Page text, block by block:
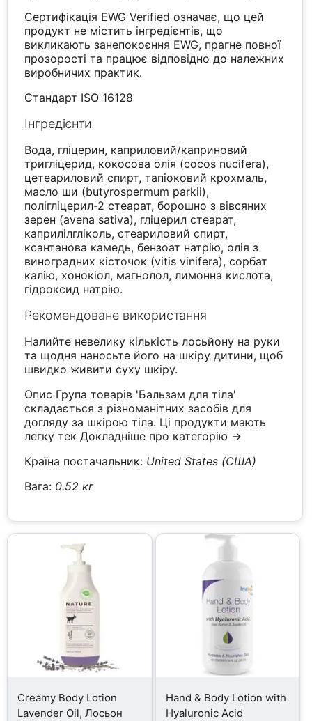
Сертифікація EWG Verified означає, що цей
продукт не містить інгредієнтів, що
викликають занепокоєння EWG, прагне повної
прозорості та працює відповідно до належних
виробничих практик.
Стандарт ISO 16128
Інгредієнти
Вода, гліцерин, каприловий/каприновий
тригліцерид, кокосова олія (cocos nucifera),
цетеариловий спирт, тапіоковий крохмаль,
масло ши (butyrospermum parkii),
полігліцерил-2 стеарат, борошно з вівсяних
зерен (avena sativa), гліцерил стеарат,
каприлілгліколь, стеариловий спирт,
ксантанова камедь, бензоат натрію, олія з
виноградних кісточок (vitis vinifera), сорбат
калію, хонокіол, магнолол, лимонна кислота,
гідроксид натрію.
Рекомендоване використання
Налийте невелику кількість лосьйону на руки
та щодня наносьте його на шкіру дитини, щоб
швидко живити суху шкіру.
Опис Група товарів 'Бальзам для тіла'
складається з різноманітних засобів для
догляду за шкірою тіла. Ці продукти мають
легку текДокладніше про категорію →
Країна постачальник: United States (США)
Вага: 0.52 кг
Creamy Body Lotion
Lavender Oil, Лосьон
Hand & Body Lotion with
Hyaluronic Acid